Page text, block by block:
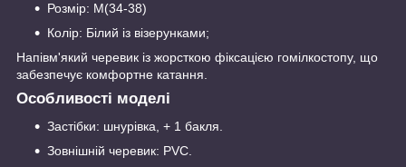
Розмір: М(34-38)
Колір: Білий із візерунками;
Напівм'який черевик із жорсткою фіксацією гомілкостопу, що
забезпечує комфортне катання.
Особливості моделі
Застібки: шнурівка, + 1 бакля.
Зовнішній черевик: PVC.